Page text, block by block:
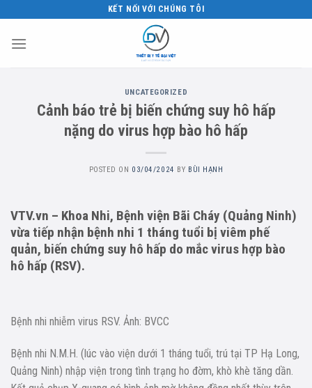
content
KẾT NỐI VỚI CHÚNG TÔI
UNCATEGORIZED
Cảnh báo trẻ bị biến chứng suy hô hấp
nặng do virus hợp bào hô hấp
POSTED ON 03/04/2024 BY BÙI HẠNH
VTV.vn – Khoa Nhi, Bệnh viện Bãi Cháy (Quảng Ninh)
vừa tiếp nhận bệnh nhi 1 tháng tuổi bị viêm phế
quản, biến chứng suy hô hấp do mắc virus hợp bào
hô hấp (RSV).
Bệnh nhi nhiễm virus RSV. Ảnh: BVCC
Bệnh nhi N.M.H. (lúc vào viện dưới 1 tháng tuổi, trú tại TP Hạ Long,
Quảng Ninh) nhập viện trong tình trạng ho đờm, khò khè tăng dần.